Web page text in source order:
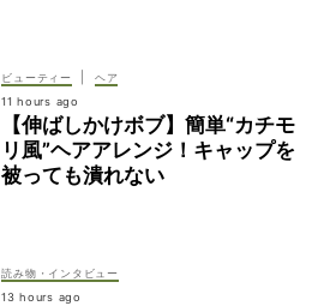
ビューティー
ヘア
11 hours ago
【伸ばしかけボブ】簡単“カチモ
リ風”ヘアアレンジ！キャップを
被っても潰れない
読み物・インタビュー
13 hours ago